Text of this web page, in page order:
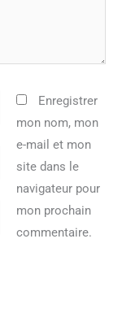
Enregistrer
mon nom, mon
e-mail et mon
site dans le
navigateur pour
mon prochain
commentaire.